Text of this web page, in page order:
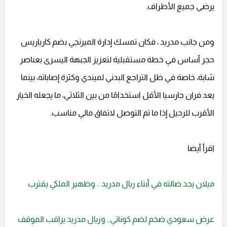
يرضي جميع الأطراف.
ومن جانب مدريد ، فكان تمسك إدارة الميرنجي بضم كارياريس
حجر أساس في خطة مستقبلية لتعزيز الجبهة اليسرى بعناصر
شابة، خاصة في ظل التراجع البدني لميندي وكثرة إصاباته، بينما
يعد فران جارسيا الأقل استخدامًا من بين الثلاثي، ما يجعله الخيار
الأقرب للرحيل إذا ما تم التوصل لاتفاق مالي مناسب.
اقرأ أيضا
ميلان يجد ضالته في أبناء ريال مدريد .. وظهير الملكي يقترب
عرض سعودي ضخم لضم كوناتي.. وريال مدريد يراقب الموقف